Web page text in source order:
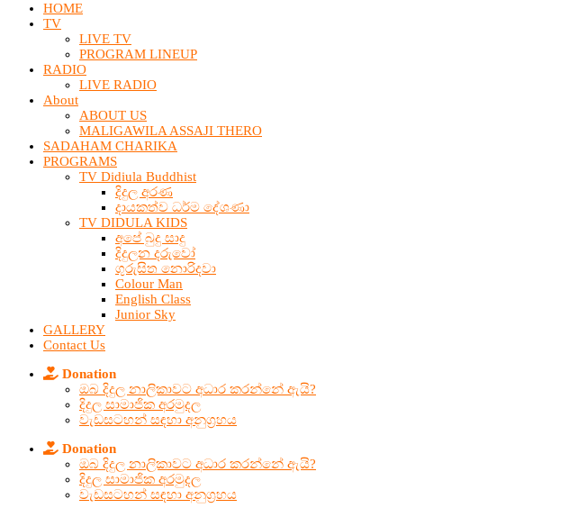
HOME
TV
LIVE TV
PROGRAM LINEUP
RADIO
LIVE RADIO
About
ABOUT US
MALIGAWILA ASSAJI THERO
SADAHAM CHARIKA
PROGRAMS
TV Didiula Buddhist
දිදුල අරණ
දායකත්ව ධර්ම දේශණා
TV DIDULA KIDS
අපේ බුදු සාදු
දිදුලන දරුවෝ
ගුරුසිත නොරිදවා
Colour Man
English Class
Junior Sky
GALLERY
Contact Us
Donation
ඔබ දිදුල නාලිකාවට අධාර කරන්නේ ඇයි?
දිදුල සාමාජික අරමුදල
වැඩසටහන් සඳහා අනුග්‍රහය
Donation
ඔබ දිදුල නාලිකාවට අධාර කරන්නේ ඇයි?
දිදුල සාමාජික අරමුදල
වැඩසටහන් සඳහා අනුග්‍රහය